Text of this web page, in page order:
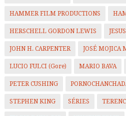
HAMMER FILM PRODUCTIONS
HERSCHELL GORDON LEWIS
JOHN H. CARPENTER JOSÉ MOJICA
LUCIO FULCI (Gore) MARIO BAVA
PETER CUSHING
STEPHEN KING SÉRIES